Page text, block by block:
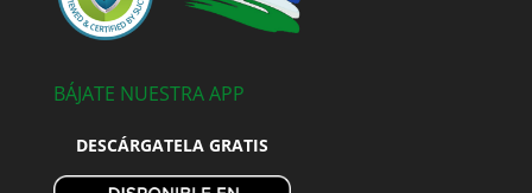
BÁJATE NUESTRA APP
DESCÁRGATELA GRATIS